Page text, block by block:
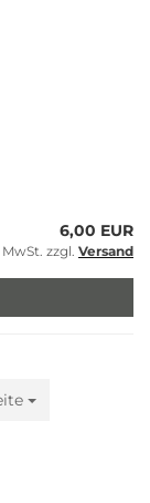
6,00 EUR
MwSt. zzgl. Versand